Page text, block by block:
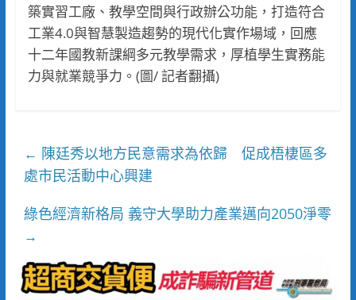
築實習工廠、教學空間與行政辦公功能，打造符合
工業4.0與智慧製造趨勢的現代化實作場域，回應
十二年國教新課綱多元教學需求，厚植學生實務能
力與就業競爭力。(圖/ 記者翻攝)
← 陳廷秀以地方民意需求為依歸 促成梧棲區多
處市民活動中心興建
綠色經濟新格局 義守大學助力產業邁向2050淨零
→